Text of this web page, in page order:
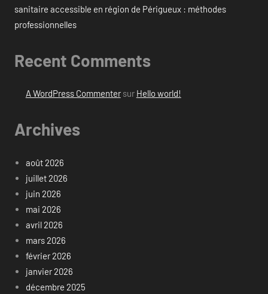
sanitaire accessible en région de Périgueux : méthodes
professionnelles
Recent Comments
A WordPress Commentersur Hello world!
Archives
août 2026
juillet 2026
juin 2026
mai 2026
avril 2026
mars 2026
février 2026
janvier 2026
décembre 2025